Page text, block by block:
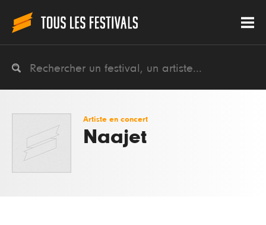
Artiste en concert
Naajet